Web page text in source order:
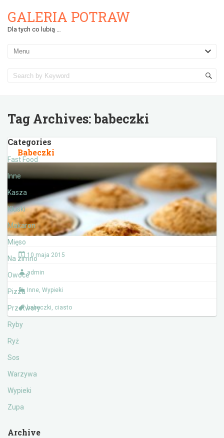
GALERIA POTRAW
Dla tych co lubią …
Tag Archives:babeczki
Categories
Fast Food
Inne
Kasza
Kluski
Makaron
Mięso
Na zimno
Owoce
Pizza
Przetwory
Ryby
Ryż
Sos
Warzywa
Wypieki
Zupa
Archive
Babeczki
10 maja 2015
admin
Inne, Wypieki
babeczki, ciasto